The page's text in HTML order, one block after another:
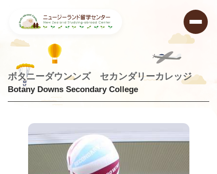
Botany Downs Secondary College
ボタニーダウンンズ セカンダリーカレッジ
Botany Downs Secondary College